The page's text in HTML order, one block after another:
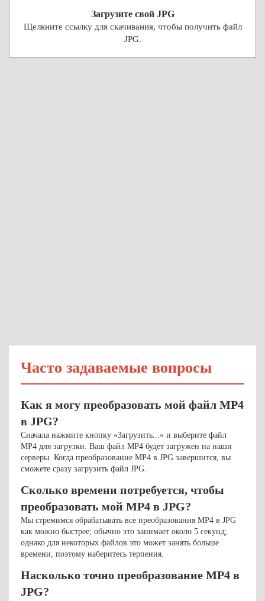
Загрузите свой JPG
Щелкните ссылку для скачивания, чтобы получить файл
JPG.
Часто задаваемые вопросы
Как я могу преобразовать мой файл MP4
в JPG?
Сначала нажмите кнопку «Загрузить...» и выберите файл
MP4 для загрузки. Ваш файл MP4 будет загружен на наши
серверы. Когда преобразование MP4 в JPG завершится, вы
сможете сразу загрузить файл JPG.
Сколько времени потребуется, чтобы
преобразовать мой MP4 в JPG?
Мы стремимся обрабатывать все преобразования MP4 в JPG
как можно быстрее; обычно это занимает около 5 секунд;
однако для некоторых файлов это может занять больше
времени, поэтому наберитесь терпения.
Насколько точно преобразование MP4 в
JPG?